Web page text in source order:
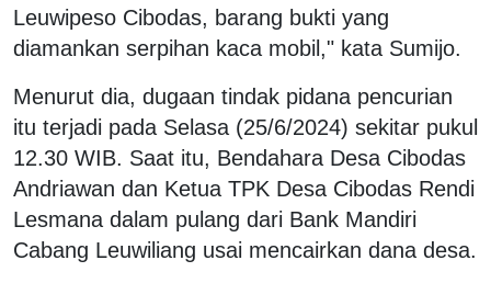
Leuwipeso Cibodas, barang bukti yang
diamankan serpihan kaca mobil," kata Sumijo.
Menurut dia, dugaan tindak pidana pencurian
itu terjadi pada Selasa (25/6/2024) sekitar pukul
12.30 WIB. Saat itu, Bendahara Desa Cibodas
Andriawan dan Ketua TPK Desa Cibodas Rendi
Lesmana dalam pulang dari Bank Mandiri
Cabang Leuwiliang usai mencairkan dana desa.